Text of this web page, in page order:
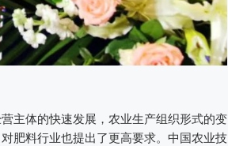
主体的快速发展，农业生产组织形式的变
肥料行业也提出了更高要求。中国农业技